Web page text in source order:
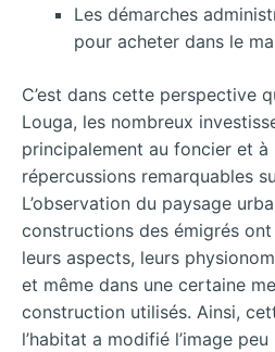
Les démarches
pour acheter dans le
C’est dans cette perspective
Louga, les nombreux
principalement au foncier et à
répercussions remarquables
L’observation du paysage
constructions des émigrés
leurs aspects, leurs
et même dans une certaine
construction utilisés. Ainsi,
l’habitat a modifié l’image